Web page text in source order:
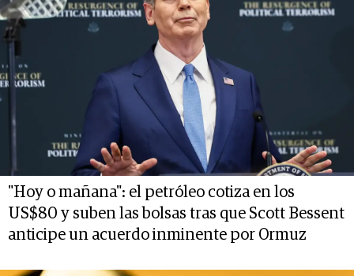
"Hoy o mañana": el petróleo cotiza en los
US$80 y suben las bolsas tras que Scott Bessent
anticipe un acuerdo inminente por Ormuz